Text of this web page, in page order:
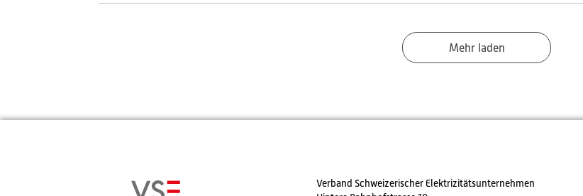
Mehr laden
Verband Schweizerischer Elektrizitätsunternehmen